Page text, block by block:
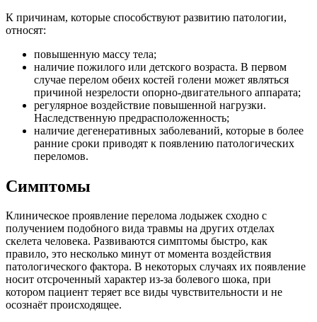
К причинам, которые способствуют развитию патологии,
относят:
повышенную массу тела;
наличие пожилого или детского возраста. В первом
случае перелом обеих костей голени может являться
причиной незрелости опорно-двигательного аппарата;
регулярное воздействие повышенной нагрузки.
Наследственную предрасположенность;
наличие дегенеративных заболеваний, которые в более
ранние сроки приводят к появлению патологических
переломов.
Симптомы
Клиническое проявление перелома лодыжек сходно с
получением подобного вида травмы на других отделах
скелета человека. Развиваются симптомы быстро, как
правило, это несколько минут от момента воздействия
патологического фактора. В некоторых случаях их появление
носит отсроченный характер из-за болевого шока, при
котором пациент теряет все виды чувствительности и не
осознаёт происходящее.